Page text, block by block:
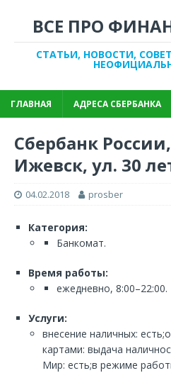
ВСЕ ПРО
СТАТЬИ, НОВОСТИ,
ГЛАВНАЯ АДРЕСА СБЕРБАНКА
Сбербанк
Ижевск, ул. 30
04.02.2018 prosber
Категория:
Банкомат.
Время работы:
ежедневно, 8:00–22:00.
Услуги:
внесение наличных:
картами: выдача
Мир: есть;в режиме